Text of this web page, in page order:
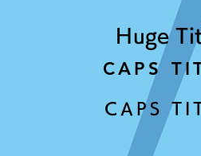
CAPS
Huge
CAPS